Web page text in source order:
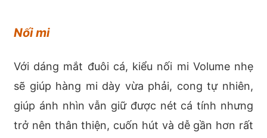
Nối mi
Với dáng mắt đuôi cá, kiểu nối mi Volume nhẹ
sẽ giúp hàng mi dày vừa phải, cong tự nhiên,
giúp ánh nhìn vẫn giữ được nét cá tính nhưng
trở nên thân thiện, cuốn hút và dễ gần hơn rất